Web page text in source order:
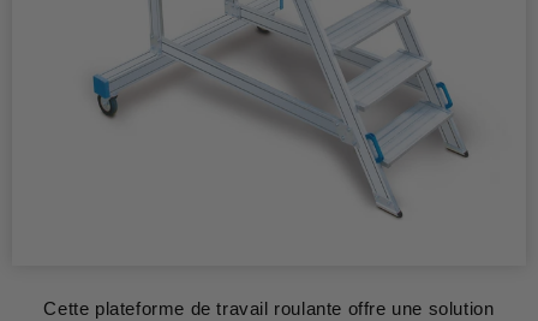
Cette plateforme de travail roulante offre une solution